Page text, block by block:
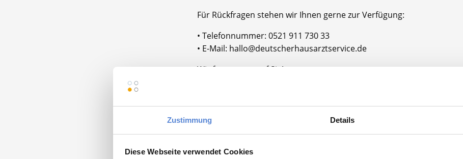
Zustimmung Details
Diese Webseite verwendet Cookies
Für Rückfragen stehen wir Ihnen gerne zur Verfügung:
• Telefonnummer: 0521 911 730 33
• E-Mail: hallo@deutscherhausarztservice.de
Wir freuen uns auf Sie!